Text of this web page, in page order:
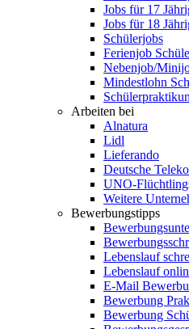
Jobs für 17
Jobs für 18
Schülerjobs
Ferienjob
Nebenjob/
Mindestlohn
Arbeiten bei
Alnatura
Lidl
Lieferando
Deutsche
UNO-
Weitere
Bewerbungstipps
Lebenslauf
Lebenslauf
E-Mail
Bewerbung
Bewerbung